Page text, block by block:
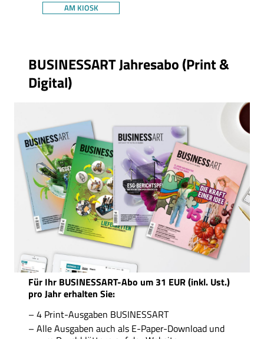
AM KIOSK
BUSINESSART Jahresabo (Print &
Digital)
Für Ihr BUSINESSART-Abo um 31 EUR (inkl. Ust.)
pro Jahr erhalten Sie:
4 Print-Ausgaben BUSINESSART
Alle Ausgaben auch als E-Paper-Download und